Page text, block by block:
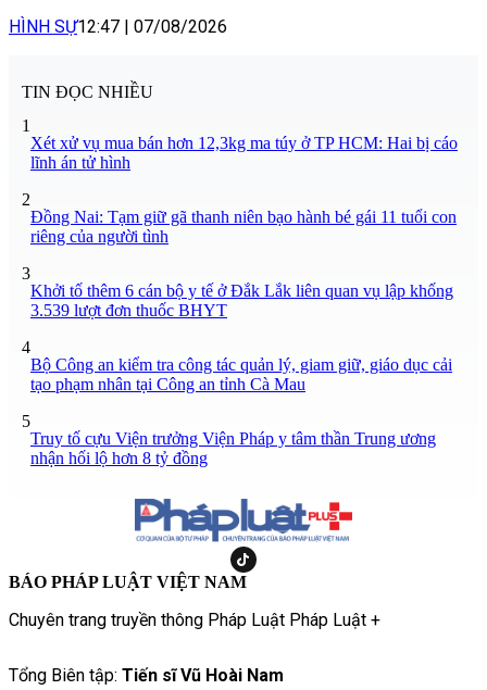
HÌNH SỰ12:47 | 07/08/2026
TIN ĐỌC NHIỀU
1
Xét xử vụ mua bán hơn 12,3kg ma túy ở TP HCM: Hai bị cáo
lĩnh án tử hình
2
Đồng Nai: Tạm giữ gã thanh niên bạo hành bé gái 11 tuổi con
riêng của người tình
3
Khởi tố thêm 6 cán bộ y tế ở Đắk Lắk liên quan vụ lập khống
3.539 lượt đơn thuốc BHYT
4
Bộ Công an kiểm tra công tác quản lý, giam giữ, giáo dục cải
tạo phạm nhân tại Công an tỉnh Cà Mau
5
Truy tố cựu Viện trưởng Viện Pháp y tâm thần Trung ương
nhận hối lộ hơn 8 tỷ đồng
BÁO PHÁP LUẬT VIỆT NAM
Chuyên trang truyền thông Pháp Luật Pháp Luật +
Tổng Biên tập: Tiến sĩ Vũ Hoài Nam